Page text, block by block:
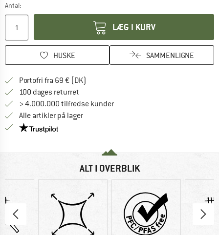
Antal:
LÆG I KURV
HUSKE SAMMENLIGNE
Portofri fra 69 € (DK)
100 dages returret
> 4.000.000 tilfredse kunder
Alle artikler på lager
Vi er Trustpilot-certificeret - oplysningerne får du
ALT I OVERBLIK